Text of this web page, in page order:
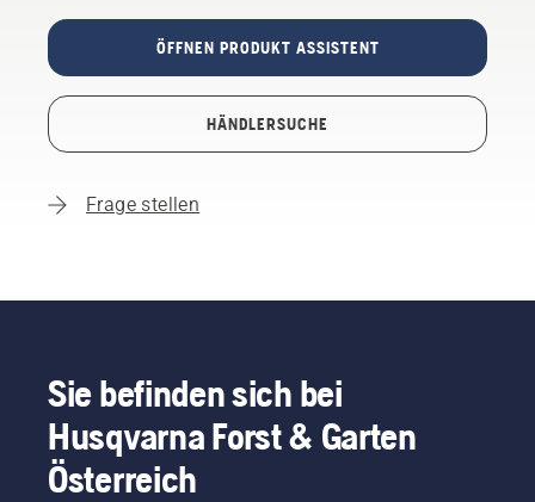
ÖFFNEN PRODUKT ASSISTENT
HÄNDLERSUCHE
Frage stellen
Sie befinden sich bei
Husqvarna Forst & Garten
Österreich